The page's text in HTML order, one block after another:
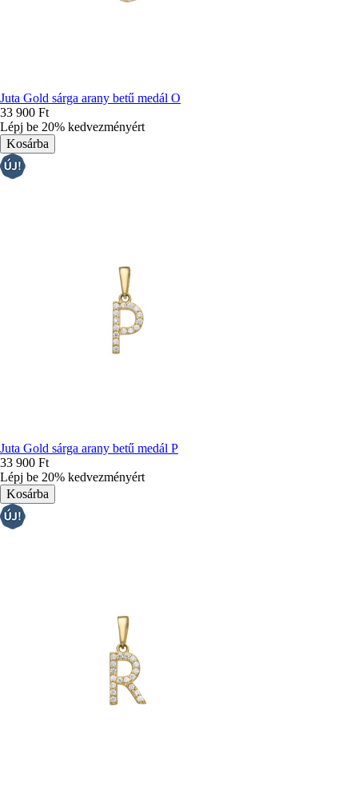
Juta Gold sárga arany betű medál O
33 900 Ft
Lépj be 20% kedvezményért
Juta Gold sárga arany betű medál P
33 900 Ft
Lépj be 20% kedvezményért